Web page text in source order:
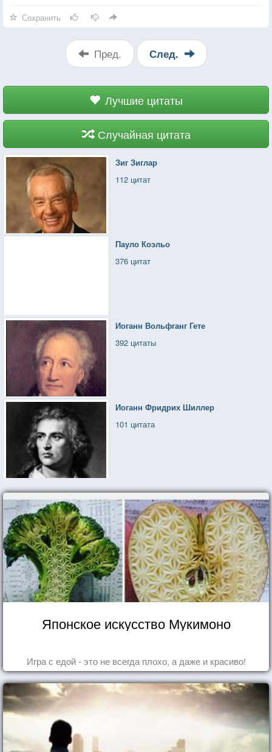
Сохранить
Пред. След.
Лучшие цитаты
Случайная цитата
Зиг Зиглар
112 цитат
Пауло Коэльо
376 цитат
Иоганн Вольфганг Гете
392 цитаты
Иоганн Фридрих Шиллер
101 цитата
Японское искусство Мукимоно
Игра с едой - это не всегда плохо, а даже и красиво!